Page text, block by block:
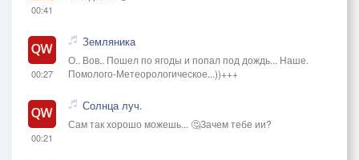
Граф Петрусь и князь Кондрат».
ЭПИЛОГ
Ой ты, матушка-Расея,
Пресвятая матерь-Русь!
00:41
00:27
Земляника
О.. Вов.. Пошел по ягоды и попал под дождь... Наше.
Помолого-Метеорологическое...))+++
00:21
Солнца луч.
Сам так хорошо можешь... 🤔Зачем тебе ии?